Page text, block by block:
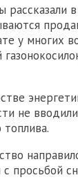
у многих
не
просьбой